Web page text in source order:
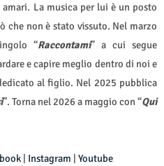
La musica per lui è un posto
che non è stato vissuto. Nel marzo
“Raccontami” a cui segue
e capire meglio dentro di noi e
al figlio. Nel 2025 pubblica
”. Torna nel 2026 a maggio con “Qui
Instagram Youtube